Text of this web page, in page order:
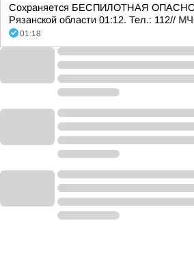
Сохраняется БЕСПИЛОТНАЯ
Рязанской области 01:12. Тел.: 112//
01:18